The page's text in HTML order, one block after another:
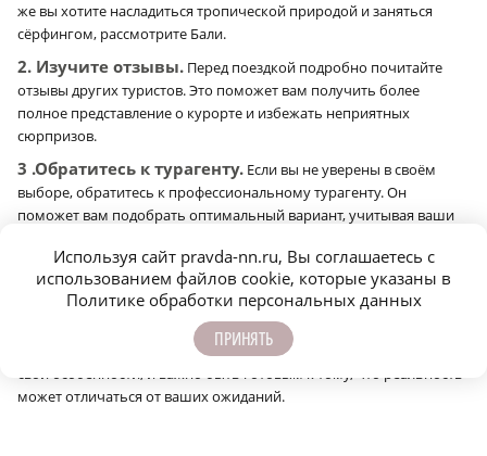
же вы хотите насладиться тропической природой и заняться
сёрфингом, рассмотрите Бали.
2. Изучите отзывы. Перед поездкой подробно почитайте
отзывы других туристов. Это поможет вам получить более
полное представление о курорте и избежать неприятных
сюрпризов.
3 .Обратитесь к турагенту. Если вы не уверены в своём
выборе, обратитесь к профессиональному турагенту. Он
поможет вам подобрать оптимальный вариант, учитывая ваши
4. Планируйте заранее.Не откладывайте планирование
отпуска на последний момент. Это поможет вам избежать
5. Будьте готовы к компромиссам.
свои особенности, и важно быть готовым к тому, что реальность
может отличаться от ваших ожиданий.
Используя сайт pravda-nn.ru, Вы соглашаетесь с
использованием файлов cookie, которые указаны в
Политике обработки персональных данных
ПРИНЯТЬ